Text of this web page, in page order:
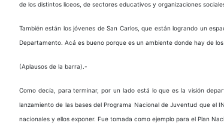
de los distintos liceos, de sectores educativos y organizaciones
También están los jóvenes de San Carlos, que están logrando un
Departamento. Acá es bueno porque es un ambiente donde hay de
(Aplausos de la barra).-
Como decía, para terminar, por un lado está lo que es la visión
lanzamiento de las bases del Programa Nacional de Juventud que
nacionales y ellos exponer. Fue tomada como ejemplo para el Plan